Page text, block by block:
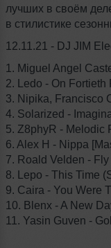
лучших в своём
в стилистике
12.11.21 - DJ JIM
1. Miguel Angel
2. Ledo - On
3. Nipika, Francisco
4. Solarized -
5. Z8phyR - Melodic
6. Alex H - Nippa
7. Roald Velden -
8. Lepo - This Time
9. Caira - You Were
10. Blenx - A New
11. Yasin Guven -